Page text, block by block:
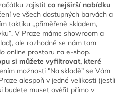
zajistit co nejširší nabídku
ve všech dostupných barvách a
taktiku „přiměřeně skladem,
V Praze máme showroom a
ale rozhodně se nám tam
online prostoru na e-shop.
si můžete vyfiltrovat, které
možnosti "Na skladě" se Vám
alespoň v jedné velikosti (jestli
budete muset ověřit přímo v